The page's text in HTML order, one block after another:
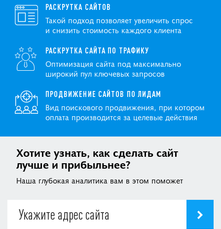
РАСКРУТКА САЙТОВ
Такой подход позволяет увеличить спрос
и снизить стоимость каждого клиента
РАСКРУТКА САЙТА ПО ТРАФИКУ
Оптимизация сайта под максимально
широкий пул ключевых запросов
ПРОДВИЖЕНИЕ САЙТОВ ПО ЛИДАМ
Вид поискового продвижения, при котором
оплата производится за целевые действия
Хотите узнать, как сделать сайт
лучше и прибыльнее?
Наша глубокая аналитика вам в этом поможет